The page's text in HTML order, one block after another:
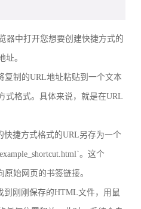
器中打开您想要创建快捷方式的
址。
复制的URL地址粘贴到一个文本
式格式。具体来说，就是在URL
快捷方式格式的URL另存为一个
。这个
始网页的书签链接。
到刚刚保存的HTML文件，用鼠